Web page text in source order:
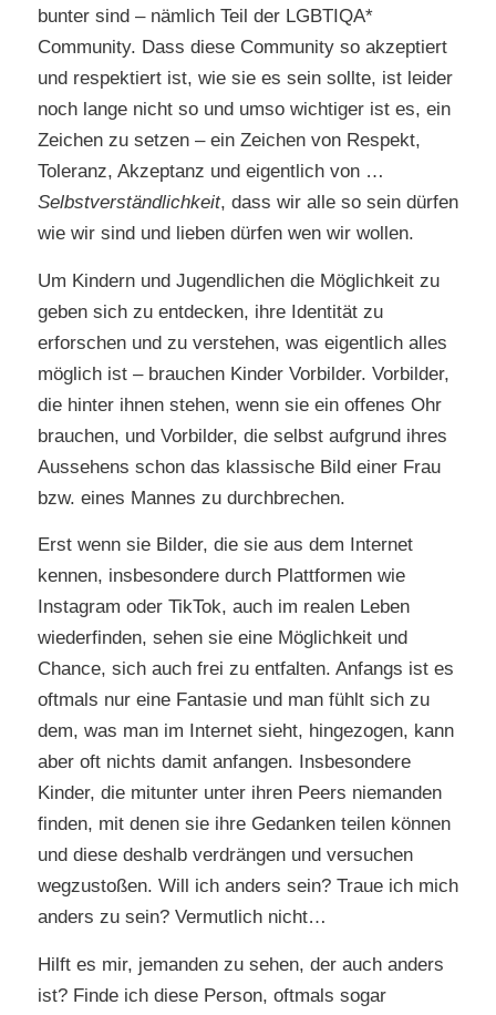
bunter sind – nämlich Teil der LGBTIQA*
Community. Dass diese Community so akzeptiert
und respektiert ist, wie sie es sein sollte, ist leider
noch lange nicht so und umso wichtiger ist es, ein
Zeichen zu setzen – ein Zeichen von Respekt,
Toleranz, Akzeptanz und eigentlich von …
Selbstverständlichkeit, dass wir alle so sein dürfen
wie wir sind und lieben dürfen wen wir wollen.
Um Kindern und Jugendlichen die Möglichkeit zu
geben sich zu entdecken, ihre Identität zu
erforschen und zu verstehen, was eigentlich alles
möglich ist – brauchen Kinder Vorbilder. Vorbilder,
die hinter ihnen stehen, wenn sie ein offenes Ohr
brauchen, und Vorbilder, die selbst aufgrund ihres
Aussehens schon das klassische Bild einer Frau
bzw. eines Mannes zu durchbrechen.
Erst wenn sie Bilder, die sie aus dem Internet
kennen, insbesondere durch Plattformen wie
Instagram oder TikTok, auch im realen Leben
wiederfinden, sehen sie eine Möglichkeit und
Chance, sich auch frei zu entfalten. Anfangs ist es
oftmals nur eine Fantasie und man fühlt sich zu
dem, was man im Internet sieht, hingezogen, kann
aber oft nichts damit anfangen. Insbesondere
Kinder, die mitunter unter ihren Peers niemanden
finden, mit denen sie ihre Gedanken teilen können
und diese deshalb verdrängen und versuchen
wegzustoßen. Will ich anders sein? Traue ich mich
anders zu sein? Vermutlich nicht…
Hilft es mir, jemanden zu sehen, der auch anders
ist? Finde ich diese Person, oftmals sogar